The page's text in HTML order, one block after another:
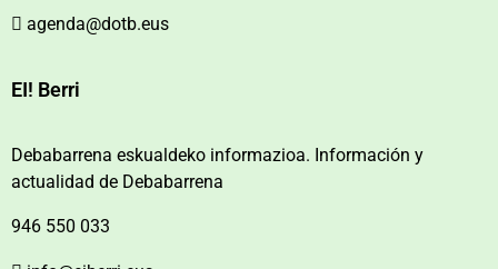
agenda@dotb.eus
EI! Berri
Debabarrena eskualdeko informazioa. Información y
actualidad de Debabarrena
946 550 033